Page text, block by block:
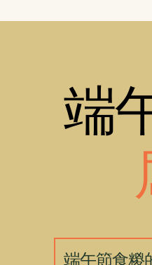
端
端午節食糉